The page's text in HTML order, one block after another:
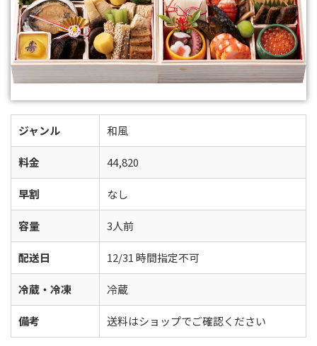
ジャンル 和風
料金 44,820
早割 なし
容量 3人前
配送日 12/31 時間指定不可
冷蔵・冷凍 冷蔵
備考 送料はショップでご確認ください